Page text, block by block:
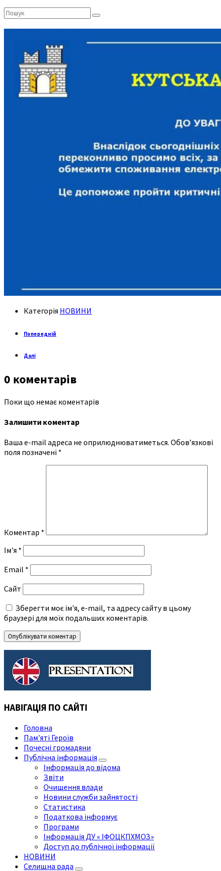
Пошук:
Категорія НОВИНИ
Попередній
Далі
0 коментарів
Поки що немає коментарів
Залишити коментар
Ваша e-mail адреса не оприлюднюватиметься. Обов’язкові
поля позначені *
Коментар *
Ім'я *
Email *
Сайт
Зберегти моє ім'я, e-mail, та адресу сайту в цьому
браузері для моїх подальших коментарів.
НАВІГАЦІЯ ПО САЙТІ
Головна
Пам'яті Героїв
Почесні громадяни
Публічна інформація
Інформація до відома
Звіти
Очищення влади
Новини служби зайнятості
Статистика
Податкова інформує
Програми
Інформація ДУ « ІФОЦКПХМОЗ»
Доступ до публічної інформації
НОВИНИ
Селищна рада